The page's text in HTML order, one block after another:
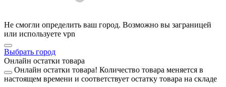
Не смогли определить ваш город. Возможно вы заграницей
или используете vpn
Выбрать город
Онлайн остатки товара
Онлайн остатки товара! Количество товара меняется в
настоящем времени и соответствует остатку товара на складе